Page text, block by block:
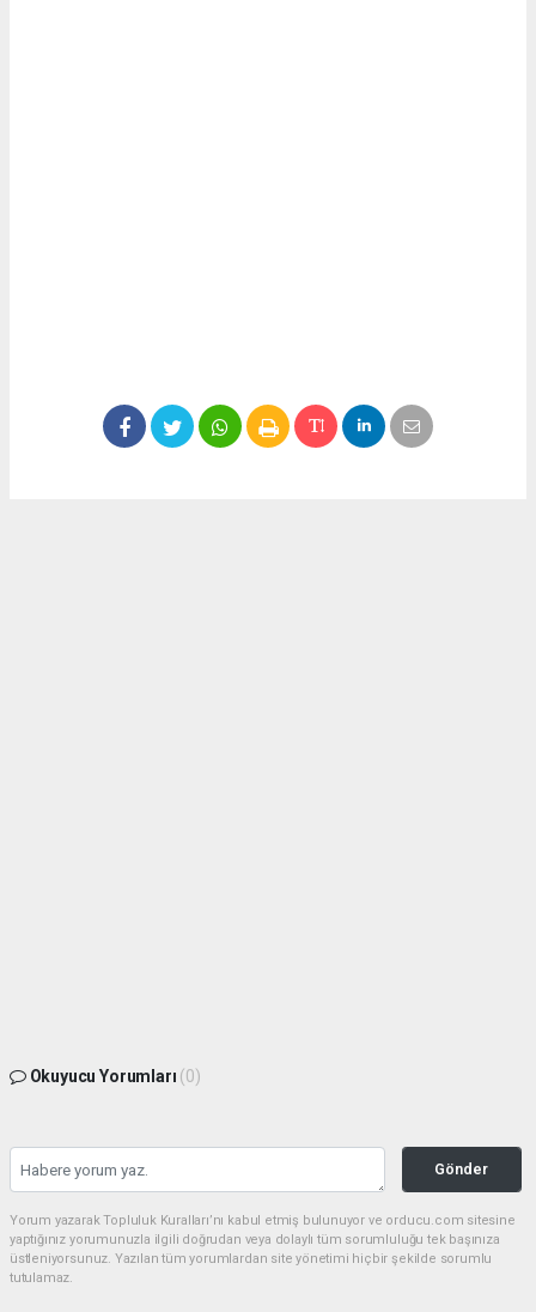
Okuyucu Yorumları (0)
Gönder
Yorum yazarak Topluluk Kuralları’nı kabul etmiş bulunuyor ve orducu.com sitesine
yaptığınız yorumunuzla ilgili doğrudan veya dolaylı tüm sorumluluğu tek başınıza
üstleniyorsunuz. Yazılan tüm yorumlardan site yönetimi hiçbir şekilde sorumlu
tutulamaz.